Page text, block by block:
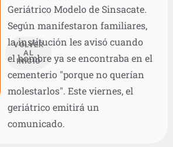
VOLVER
AL
INICIO
Geriátrico Modelo de Sinsacate.
Según manifestaron familiares,
la institución les avisó cuando
el hombre ya se encontraba en el
cementerio "porque no querían
molestarlos". Este viernes, el
geriátrico emitirá un
comunicado.